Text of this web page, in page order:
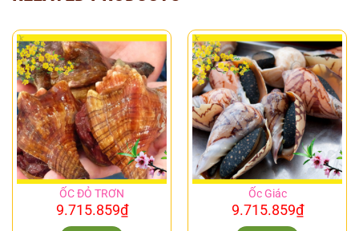
ỐC ĐỎ TRƠN
9.715.859₫
Ốc Giác
9.715.859₫